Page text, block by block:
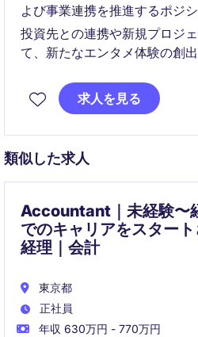
よび事業連携を推進するポジシ
投資先との連携や新規プロジ
て、新たなエンタメ体験の創
求人を見る
類似した求人
Accountant｜未経験〜
でのキャリアをスタート
経理｜会計
東京都
正社員
年収 630万円 - 770万円